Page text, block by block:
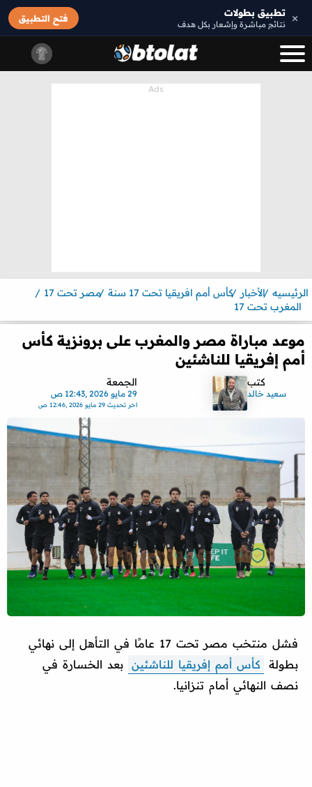
× تطبيق بطولات
نتائج مباشرة وإشعار بكل هدف
فتح التطبيق
الرئيسيه الأخبار كأس أمم افريقيا تحت 17 سنة
مصر تحت 17
المغرب تحت 17
موعد مباراة مصر والمغرب على برونزية كأس
أمم إفريقيا للناشئين
كتب
سعيد خالد
الجمعة
29 مايو 2026 ,12:43 ص
اخر تحديث29 مايو 2026 ,12:46 ص
فشل منتخب مصر تحت 17 عامًا في التأهل إلى نهائي
بطولة
كأس أمم إفريقيا للناشئين بعد الخسارة في
نصف النهائي أمام تنزانيا.